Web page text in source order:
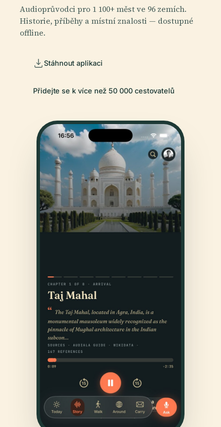
Audioprůvodci pro 1 100+ měst ve 96 zemích.
Historie, příběhy a místní znalosti — dostupné
offline.
Stáhnout aplikaci
Přidejte se k více než 50 000 cestovatelů